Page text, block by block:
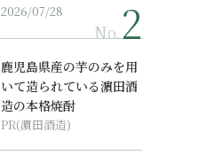
2026/07/28
No.
鹿児島県産の芋のみを用
いて造られている濵田酒
造の本格焼酎
PR(濵田酒造)